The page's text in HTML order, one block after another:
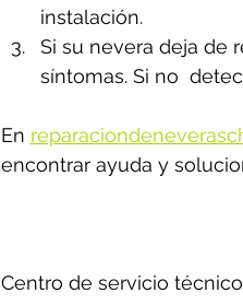
instalación.
Si su nevera deja de
síntomas. Si no
En
encontrar ayuda y
Centro de servicio